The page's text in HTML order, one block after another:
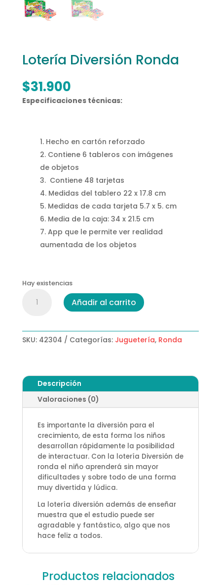
Lotería Diversión Ronda
$31.900
Especificaciones técnicas:
Hecho en cartón reforzado
Contiene 6 tableros con imágenes
de objetos
Contiene 48 tarjetas
Medidas del tablero 22 x 17.8 cm
Medidas de cada tarjeta 5.7 x 5. cm
Media de la caja: 34 x 21.5 cm
App que le permite ver realidad
aumentada de los objetos
Hay existencias
Diversión
Añadir al carrito
SKU: 42304 Categorías: Juguetería, Ronda
Descripción
Valoraciones (0)
Es importante la diversión para el
crecimiento, de esta forma los niños
desarrollan rápidamente la posibilidad
de interactuar. Con la lotería Diversión de
ronda el niño aprenderá sin mayor
dificultades y sobre todo de una forma
muy divertida y lúdica.
La lotería diversión además de enseñar
muestra que el estudio puede ser
agradable y fantástico, algo que nos
hace feliz a todos.
Productos relacionados